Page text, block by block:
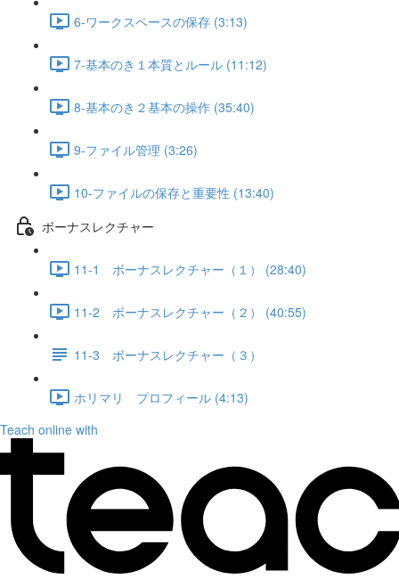
6-ワークスペースの保存 (3:13)
7-基本のき１本質とルール (11:12)
8-基本のき２基本の操作 (35:40)
9-ファイル管理 (3:26)
10-ファイルの保存と重要性 (13:40)
ボーナスレクチャー
11-1 ボーナスレクチャー（１） (28:40)
11-2 ボーナスレクチャー（２） (40:55)
11-3 ボーナスレクチャー（３）
ホリマリ プロフィール (4:13)
Teach online with